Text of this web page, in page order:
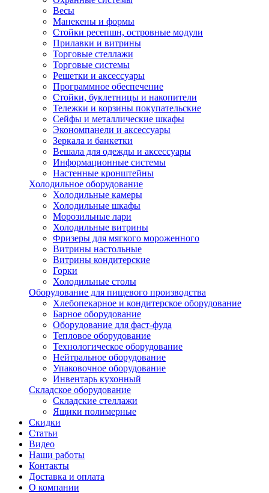
Весы
Манекены и формы
Стойки ресепшн, островные модули
Прилавки и витрины
Торговые стеллажи
Торговые системы
Решетки и аксессуары
Программное обеспечение
Стойки, буклетницы и накопители
Тележки и корзины покупательские
Сейфы и металлические шкафы
Экономпанели и аксессуары
Зеркала и банкетки
Вешала для одежды и аксессуары
Информационные системы
Настенные кронштейны
Холодильное оборудование
Холодильные камеры
Холодильные шкафы
Морозильные лари
Холодильные витрины
Фризеры для мягкого мороженного
Витрины настольные
Витрины кондитерские
Горки
Холодильные столы
Оборудование для пищевого производства
Хлебопекарное и кондитерское оборудование
Барное оборудование
Оборудование для фаст-фуда
Тепловое оборудование
Технологическое оборудование
Нейтральное оборудование
Упаковочное оборудование
Инвентарь кухонный
Складское оборудование
Складские стеллажи
Ящики полимерные
Скидки
Статьи
Видео
Наши работы
Контакты
Доставка и оплата
О компании